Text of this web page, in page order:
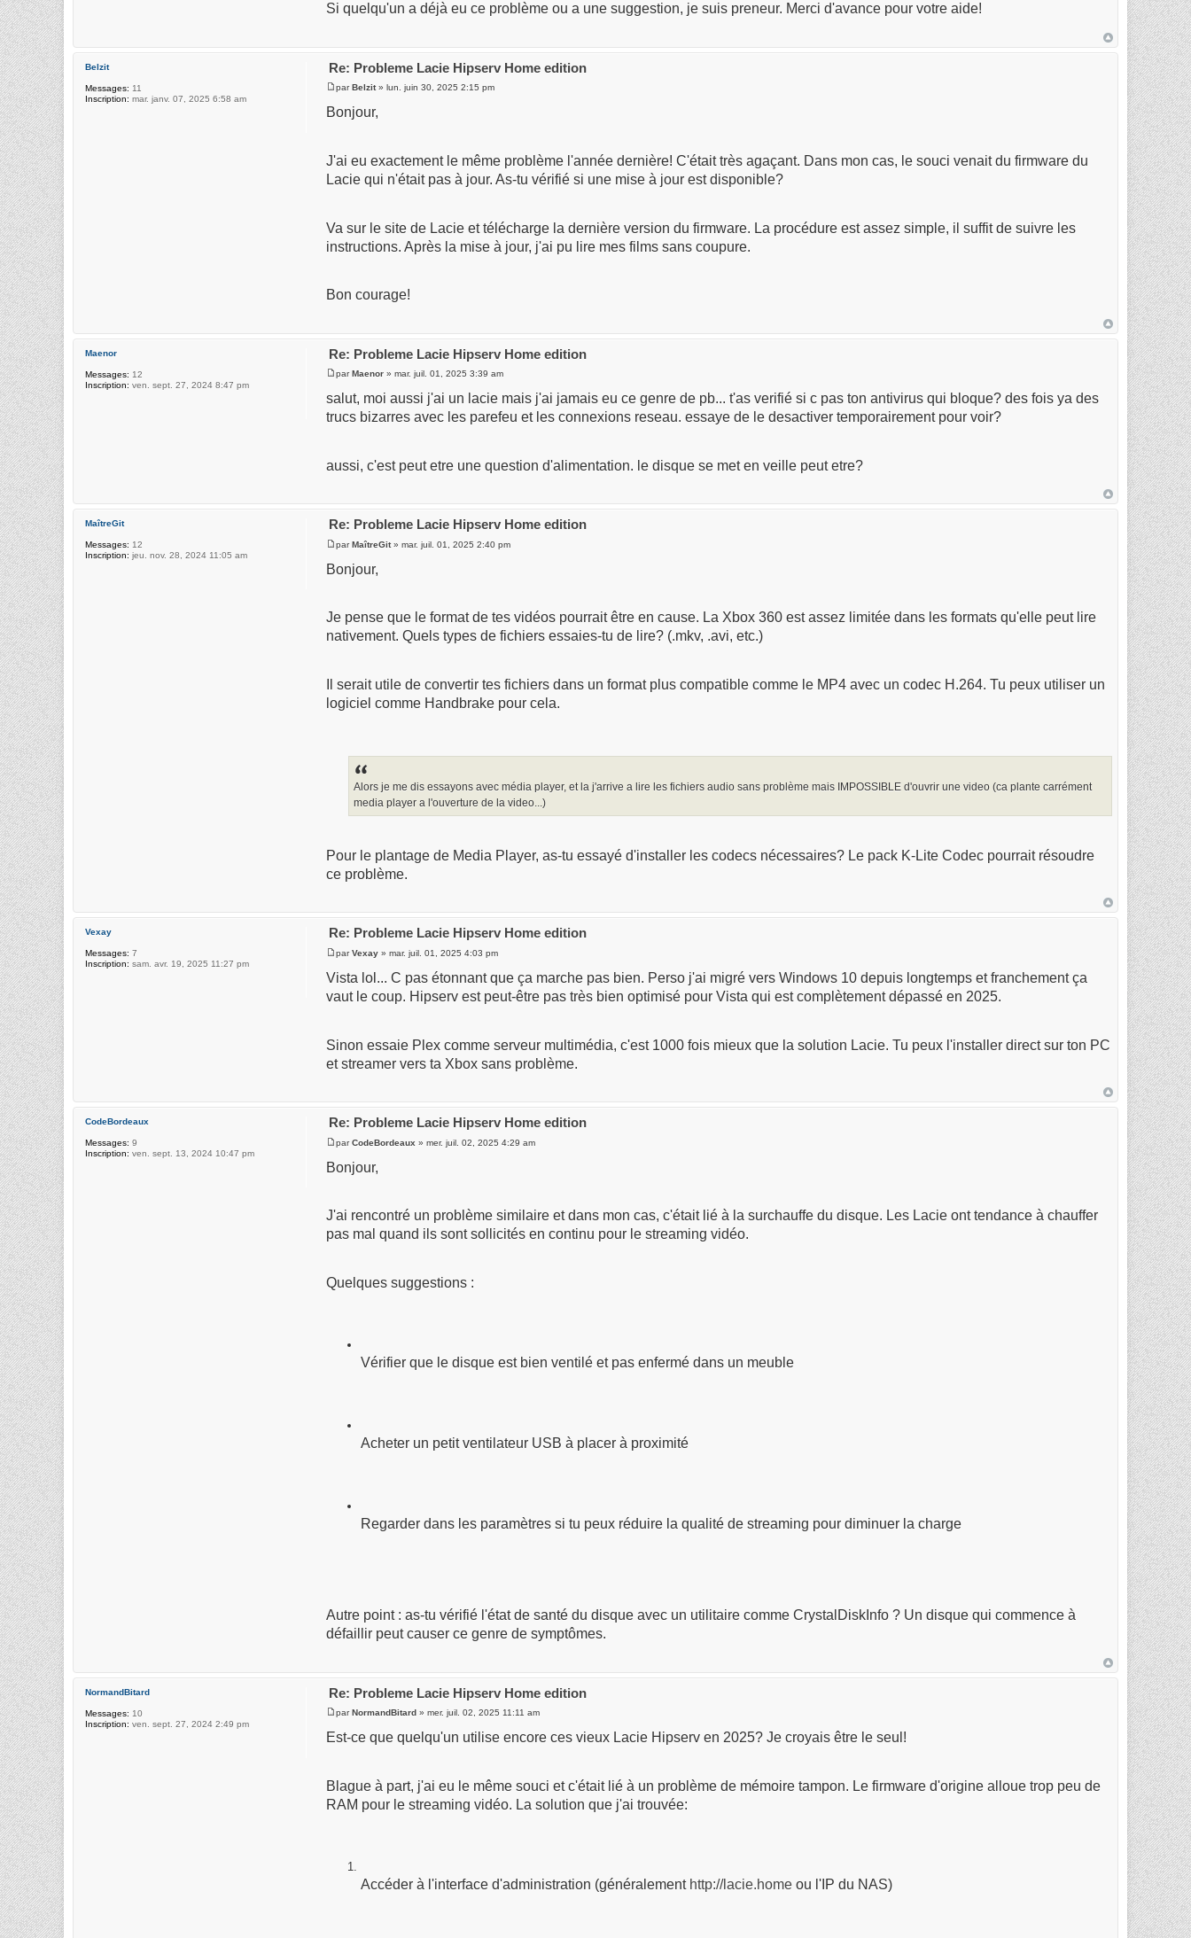
Si quelqu'un a déjà eu ce problème ou a une suggestion, je suis preneur. Merci d'avance pour votre aide!
Re: Probleme Lacie Hipserv Home edition
parBelzit» lun. juin 30, 2025 2:15 pm
Bonjour,
J'ai eu exactement le même problème l'année dernière! C'était très agaçant. Dans mon cas, le souci venait du firmware du
Lacie qui n'était pas à jour. As-tu vérifié si une mise à jour est disponible?
Va sur le site de Lacie et télécharge la dernière version du firmware. La procédure est assez simple, il suffit de suivre les
instructions. Après la mise à jour, j'ai pu lire mes films sans coupure.
Bon courage!
Belzit
Messages: 11
Inscription: mar. janv. 07, 2025 6:58 am
Re: Probleme Lacie Hipserv Home edition
parMaenor » mar. juil. 01, 2025 3:39 am
salut, moi aussi j'ai un lacie mais j'ai jamais eu ce genre de pb... t'as verifié si c pas ton antivirus qui bloque? des fois ya des
trucs bizarres avec les parefeu et les connexions reseau. essaye de le desactiver temporairement pour voir?
aussi, c'est peut etre une question d'alimentation. le disque se met en veille peut etre?
Maenor
Messages: 12
Inscription: ven. sept. 27, 2024 8:47 pm
Re: Probleme Lacie Hipserv Home edition
parMaîtreGit» mar. juil. 01, 2025 2:40 pm
Bonjour,
Je pense que le format de tes vidéos pourrait être en cause. La Xbox 360 est assez limitée dans les formats qu'elle peut lire
nativement. Quels types de fichiers essaies-tu de lire? (.mkv, .avi, etc.)
Il serait utile de convertir tes fichiers dans un format plus compatible comme le MP4 avec un codec H.264. Tu peux utiliser un
logiciel comme Handbrake pour cela.
Alors je me dis essayons avec média player, et la j'arrive a lire les fichiers audio sans problème mais IMPOSSIBLE d'ouvrir une video (ca plante carrément
media player a l'ouverture de la video...)
Pour le plantage de Media Player, as-tu essayé d'installer les codecs nécessaires? Le pack K-Lite Codec pourrait résoudre
ce problème.
MaîtreGit
Messages: 12
Inscription: jeu. nov. 28, 2024 11:05 am
Re: Probleme Lacie Hipserv Home edition
parVexay » mar. juil. 01, 2025 4:03 pm
Vista lol... C pas étonnant que ça marche pas bien. Perso j'ai migré vers Windows 10 depuis longtemps et franchement ça
vaut le coup. Hipserv est peut-être pas très bien optimisé pour Vista qui est complètement dépassé en 2025.
Sinon essaie Plex comme serveur multimédia, c'est 1000 fois mieux que la solution Lacie. Tu peux l'installer direct sur ton PC
et streamer vers ta Xbox sans problème.
Vexay
Messages: 7
Inscription: sam. avr. 19, 2025 11:27 pm
Re: Probleme Lacie Hipserv Home edition
parCodeBordeaux » mer. juil. 02, 2025 4:29 am
Bonjour,
J'ai rencontré un problème similaire et dans mon cas, c'était lié à la surchauffe du disque. Les Lacie ont tendance à chauffer
pas mal quand ils sont sollicités en continu pour le streaming vidéo.
Quelques suggestions :
Vérifier que le disque est bien ventilé et pas enfermé dans un meuble
Acheter un petit ventilateur USB à placer à proximité
Regarder dans les paramètres si tu peux réduire la qualité de streaming pour diminuer la charge
Autre point : as-tu vérifié l'état de santé du disque avec un utilitaire comme CrystalDiskInfo ? Un disque qui commence à
défaillir peut causer ce genre de symptômes.
CodeBordeaux
Messages: 9
Inscription: ven. sept. 13, 2024 10:47 pm
Re: Probleme Lacie Hipserv Home edition
parNormandBitard » mer. juil. 02, 2025 11:11 am
Est-ce que quelqu'un utilise encore ces vieux Lacie Hipserv en 2025? Je croyais être le seul!
Blague à part, j'ai eu le même souci et c'était lié à un problème de mémoire tampon. Le firmware d'origine alloue trop peu de
RAM pour le streaming vidéo. La solution que j'ai trouvée:
Accéder à l'interface d'administration (généralement http://lacie.home ou l'IP du NAS)
NormandBitard
Messages: 10
Inscription: ven. sept. 27, 2024 2:49 pm